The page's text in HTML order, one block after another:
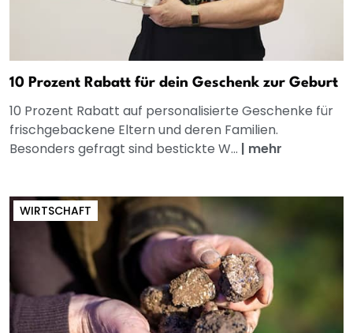
10 Prozent Rabatt für dein Geschenk zur Geburt
10 Prozent Rabatt auf personalisierte Geschenke für
frischgebackene Eltern und deren Familien.
Besonders gefragt sind bestickte W... | mehr
WIRTSCHAFT